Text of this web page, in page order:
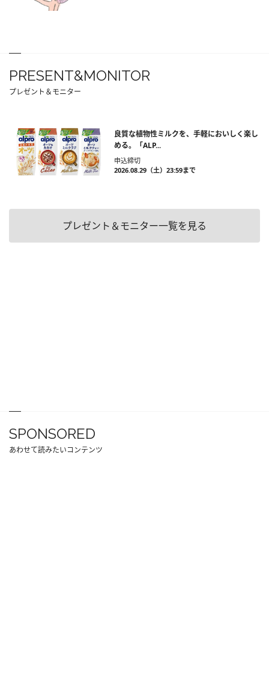
PRESENT&MONITOR
プレゼント＆モニター
良質な植物性ミルクを、手軽においしく楽し
める。「ALP...
申込締切
2026.08.29（土）23:59まで
プレゼント＆モニター一覧を見る
SPONSORED
あわせて読みたいコンテンツ